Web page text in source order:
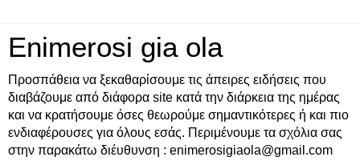
Enimerosi gia ola
Προσπάθεια να ξεκαθαρίσουμε τις άπειρες ειδήσεις που
διαβάζουμε από διάφορα site κατά την διάρκεια της ημέρας
και να κρατήσουμε όσες θεωρούμε σημαντικότερες ή και πιο
ενδιαφέρουσες για όλους εσάς. Περιμένουμε τα σχόλια σας
στην παρακάτω διέυθυνση : enimerosigiaola@gmail.com